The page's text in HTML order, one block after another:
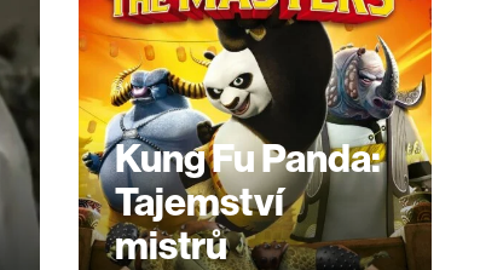
Kung Fu Panda:
Tajemství
mistrů